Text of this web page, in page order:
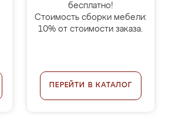
бесплатно!
Стоимость сборки мебели:
10% от стоимости заказа.
ПЕРЕЙТИ В КАТАЛОГ